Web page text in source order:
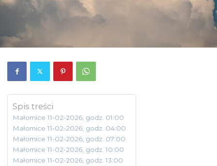
Spis treści
Małomice 11-02-2026, godz. 01:00
Małomice 11-02-2026, godz. 04:00
Małomice 11-02-2026, godz. 07:00
Małomice 11-02-2026, godz. 10:00
Małomice 11-02-2026, godz. 13:00